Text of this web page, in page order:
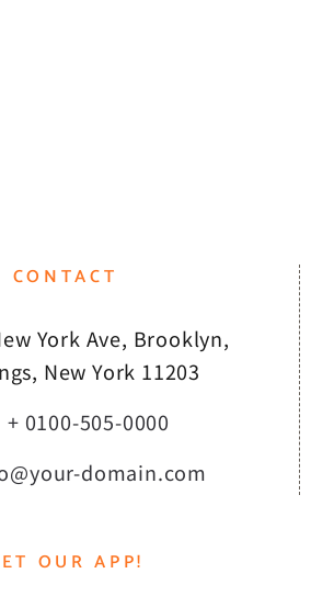
CONTACT
York Ave, Brooklyn,
New York 11203
+ 0100-505-0000
domain.com
OUR APP!